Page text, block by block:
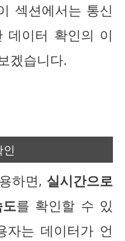
섹션에서는 통신
데이터 확인의 이
겠습니다.
하면, 실시간으로
를 확인할 수 있
자는 데이터가 언